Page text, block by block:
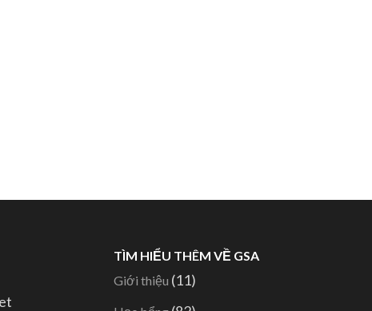
TÌM HIỂU THÊM VỀ GSA
Giới thiệu (11)